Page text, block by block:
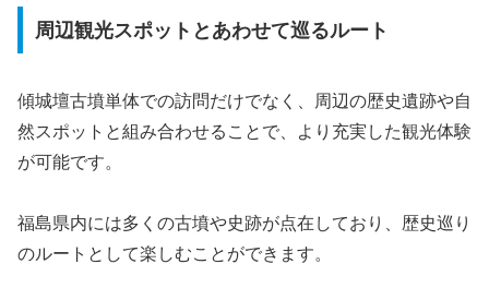
周辺観光スポットとあわせて巡るルート
傾城壇古墳単体での訪問だけでなく、周辺の歴史遺跡や自
然スポットと組み合わせることで、より充実した観光体験
が可能です。
福島県内には多くの古墳や史跡が点在しており、歴史巡り
のルートとして楽しむことができます。